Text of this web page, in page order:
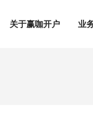
关于赢咖开户 业